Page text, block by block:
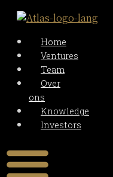
Home
Ventures
Team
Over
ons
Knowledge
Investors